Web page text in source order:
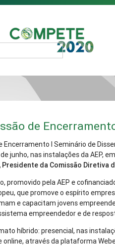
de
Encerramento I Seminário de
junho, nas instalações da AEP,
Presidente da Comissão Diretiva
promovido pela AEP e
quepromove o espírito
e capacitam jovens
empreendedor e de
híbrido: presencial, nas
online, através da plataforma